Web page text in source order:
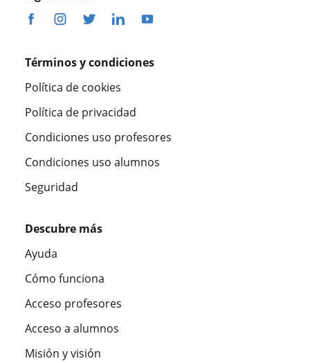
Términos y condiciones
Política de cookies
Política de privacidad
Condiciones uso profesores
Condiciones uso alumnos
Seguridad
Descubre más
Ayuda
Cómo funciona
Acceso profesores
Acceso a alumnos
Misión y visión